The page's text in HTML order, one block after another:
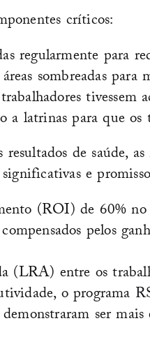
críticos:
regularmente para
sombreadas para
tivessem
latrinas para que os
resultados de saúde,
e
(ROI) de 60%
pelos
(LRA) entre os
o programa
ser